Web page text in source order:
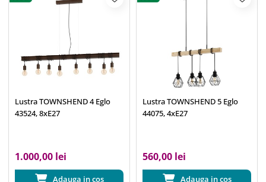
Lustra TOWNSHEND 4 Eglo
43524, 8xE27
1.000,00 lei
Adauga in cos
Lustra TOWNSHEND 5 Eglo
44075, 4xE27
560,00 lei
Adauga in cos